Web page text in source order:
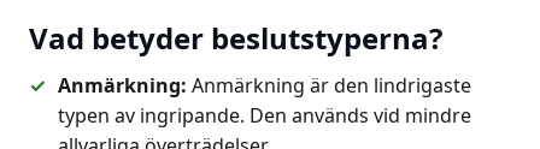
Vad betyder beslutstyperna?
Anmärkning: Anmärkning är den lindrigaste
typen av ingripande. Den används vid mindre